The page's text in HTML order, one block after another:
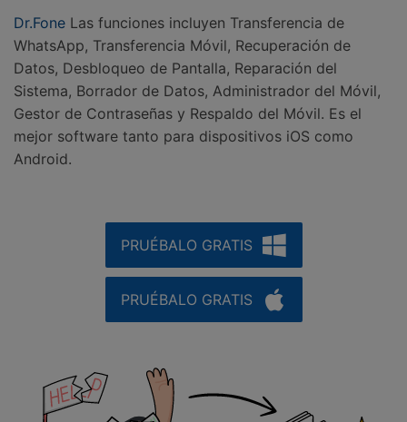
Dr.Fone Las funciones incluyen Transferencia de
WhatsApp, Transferencia Móvil, Recuperación de
Datos, Desbloqueo de Pantalla, Reparación del
Sistema, Borrador de Datos, Administrador del Móvil,
Gestor de Contraseñas y Respaldo del Móvil. Es el
mejor software tanto para dispositivos iOS como
Android.
PRUÉBALO GRATIS
PRUÉBALO GRATIS